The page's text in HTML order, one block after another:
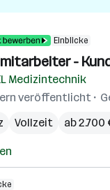
Einblicke
-
Medizintechnik
veröffentlicht
Vollzeit ab